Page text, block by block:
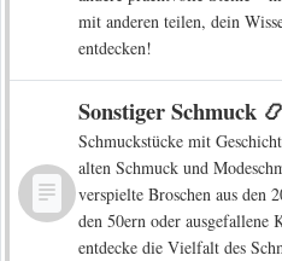
mit anderen teilen, dein
entdecken!
Sonstiger Schmuck 📿
Schmuckstücke mit
alten Schmuck und
verspielte Broschen aus den
den 50ern oder ausgefallene
entdecke die Vielfalt des